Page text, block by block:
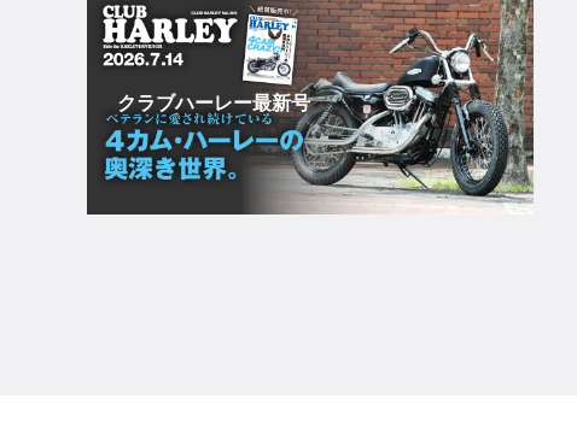
クラブハーレー最新号